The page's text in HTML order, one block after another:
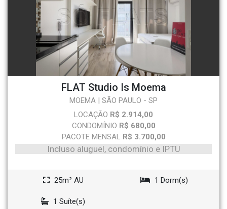
FLAT Studio Is Moema
MOEMA | SÃO PAULO - SP
LOCAÇÃO R$ 2.914,00
CONDOMÍNIO R$ 680,00
PACOTE MENSAL R$ 3.700,00
Incluso aluguel, condomínio e IPTU
25m² AU 1 Dorm(s)
1 Suíte(s)